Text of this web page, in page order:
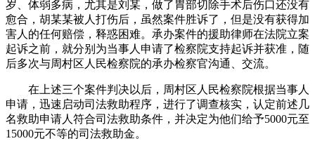
岁、体弱多病，尤其是刘某，做了胃部切除手术后伤口还没有
愈合，胡某某被人打伤后，虽然案件胜诉了，但是没有获得加
害人的任何赔偿，释惑困难。承办案件的援助律师在法院立案
起诉之前，就分别为当事人申请了检察院支持起诉并获准，随
后多次与周村区人民检察院的承办检察官沟通、交流。
在上述三个案件判决以后，周村区人民检察院根据当事人
申请，迅速启动司法救助程序，进行了调查核实，认定前述几
名救助申请人符合司法救助条件，并决定为他们给予5000元至
15000元不等的司法救助金。